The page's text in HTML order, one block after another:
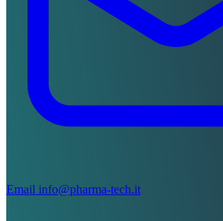
Email info@pharma-tech.it